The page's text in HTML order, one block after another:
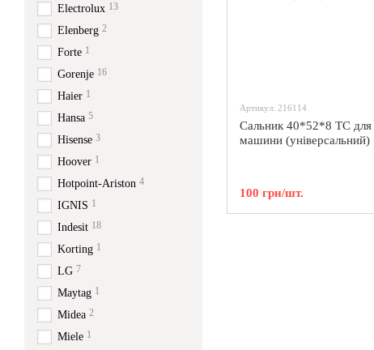
Артикул: 216114
Сальник 40*52*8 TC для
машини (універсальний)
100 грн/шт.
Electrolux 13
Elenberg 2
Forte 1
Gorenje 16
Haier 1
Hansa 5
Hisense 3
Hoover 1
Hotpoint-Ariston 4
IGNIS 1
Indesit 18
Korting 1
LG 7
Maytag 1
Midea 2
Miele 1